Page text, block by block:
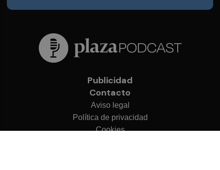
Publicidad
Contacto
Aviso legal
Política de privacidad
Cookies